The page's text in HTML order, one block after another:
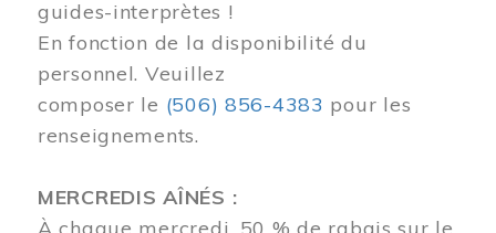
guides-interprètes !
En fonction de la disponibilité du
personnel. Veuillez
composer le (506) 856-4383 pour les
renseignements.
MERCREDIS AÎNÉS :